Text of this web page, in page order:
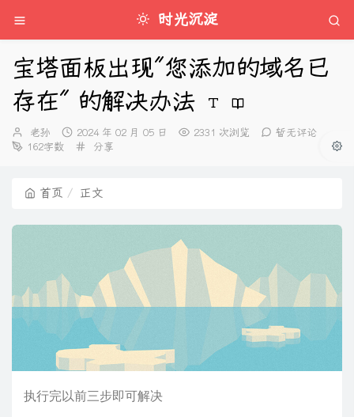
时光沉淀
宝塔面板出现"您添加的域名已
存在" 的解决办法
博
主：
老孙
发
布
2024 年 02 月 05 日 2331 次浏览
暂无评论
162字数
分
分享
首页 正文
执行完以前三步即可解决